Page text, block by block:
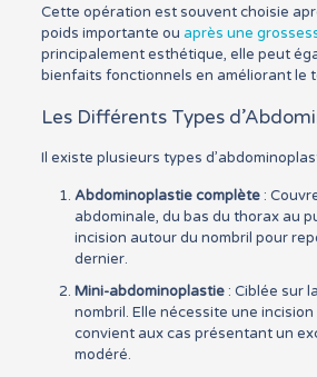
Cette opération est souvent choisie
poids importante ou après une
principalement esthétique, elle peut
bienfaits fonctionnels en améliorant le
Les Différents Types
Il existe plusieurs types
Abdominoplastie complète:
abdominale, du bas du thorax au
incision autour du nombril pour
dernier.
Mini-abdominoplastie: Ciblée sur
nombril. Elle nécessite une
convient aux cas présentant un
modéré.